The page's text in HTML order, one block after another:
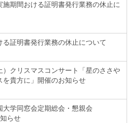
施期間おける証明書発行業務の休止に
証明書発行業務の休止について
）クリスマスコンサート「星のささや
貴方に」開催のお知らせ
大学同窓会定期総会・懇親会
らせ